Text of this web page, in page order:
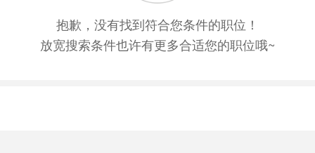
抱歉，没有找到符合您条件的职位！
放宽搜索条件也许有更多合适您的职位哦~